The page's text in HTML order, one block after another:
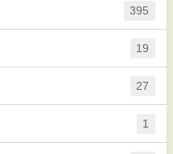
395
19
27
1